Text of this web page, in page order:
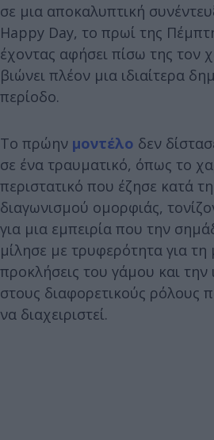
σε μια αποκαλυπτική
Happy Day, το πρωί της
έχοντας αφήσει πίσω της τον
βιώνει πλέον μια ιδιαίτερα
περίοδο.
Το πρώην μοντέλο δεν
σε ένα τραυματικό, όπως το
περιστατικό που έζησε κατά
διαγωνισμού ομορφιάς,
για μια εμπειρία που την
μίλησε με τρυφερότητα για τη
προκλήσεις του γάμου και
στους διαφορετικούς ρόλους
να διαχειριστεί.